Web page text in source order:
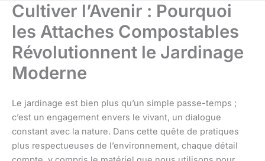
Cultiver l’Avenir : Pourquoi
les Attaches Compostables
Révolutionnent le Jardinage
Moderne
Le jardinage est bien plus qu’un simple passe-temps ;
c’est un engagement envers le vivant, un dialogue
constant avec la nature. Dans cette quête de pratiques
plus respectueuses de l’environnement, chaque détail